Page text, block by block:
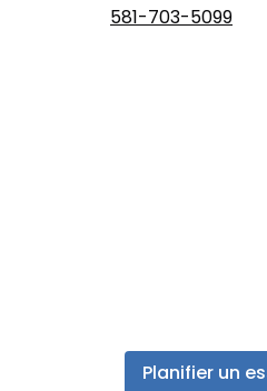
581-703-5099
Planifier un